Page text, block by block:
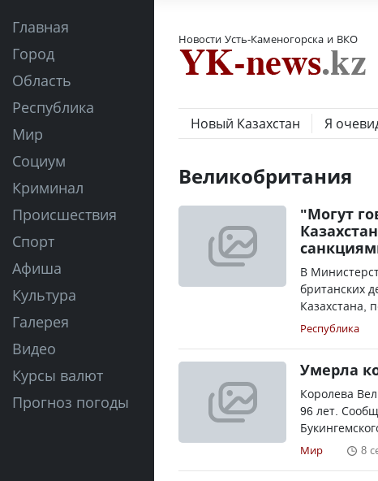
Главная
Город
Область
Республика
Мир
Социум
Криминал
Происшествия
Спорт
Афиша
Культура
Галерея
Видео
Курсы валют
Прогноз погоды
Новости Усть-Каменогорска и ВКО
Новый Казахстан Я
Великобритания
"Могут
В
британских
Казахстана,
Республика
Умерла
Королева
96 лет.
Мир 8